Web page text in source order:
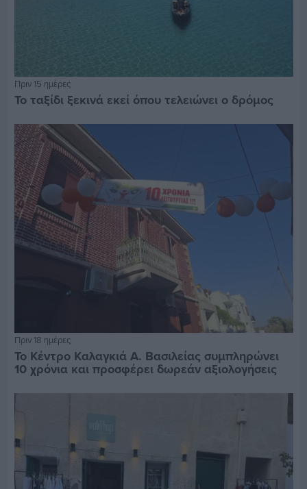
Πριν 15 ημέρες
Το ταξίδι ξεκινά εκεί όπου τελειώνει ο δρόμος
Πριν 18 ημέρες
Το Κέντρο Καλαγκιά Α. Βασιλείας συμπληρώνει
10 χρόνια και προσφέρει δωρεάν αξιολογήσεις